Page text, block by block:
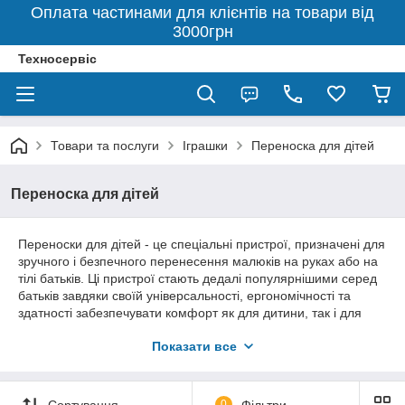
Оплата частинами для клієнтів на товари від
3000грн
Техносервіс
Товари та послуги Іграшки Переноска для дітей
Переноска для дітей
Переноски для дітей - це спеціальні пристрої, призначені для
зручного і безпечного перенесення малюків на руках або на
тілі батьків. Ці пристрої стають дедалі популярнішими серед
батьків завдяки своїй універсальності, ергономічності та
здатності забезпечувати комфорт як для дитини, так і для
змогу займатися повсякденними справами, одночасно
розглянемо різні типи переносок для дітей, їхні переваги,
особливості вибору та рекомендації щодо використання.
Показати все